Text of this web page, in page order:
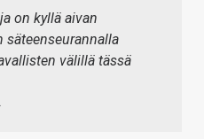
on kyllä aivan
säteenseurannalla
välillä tässä